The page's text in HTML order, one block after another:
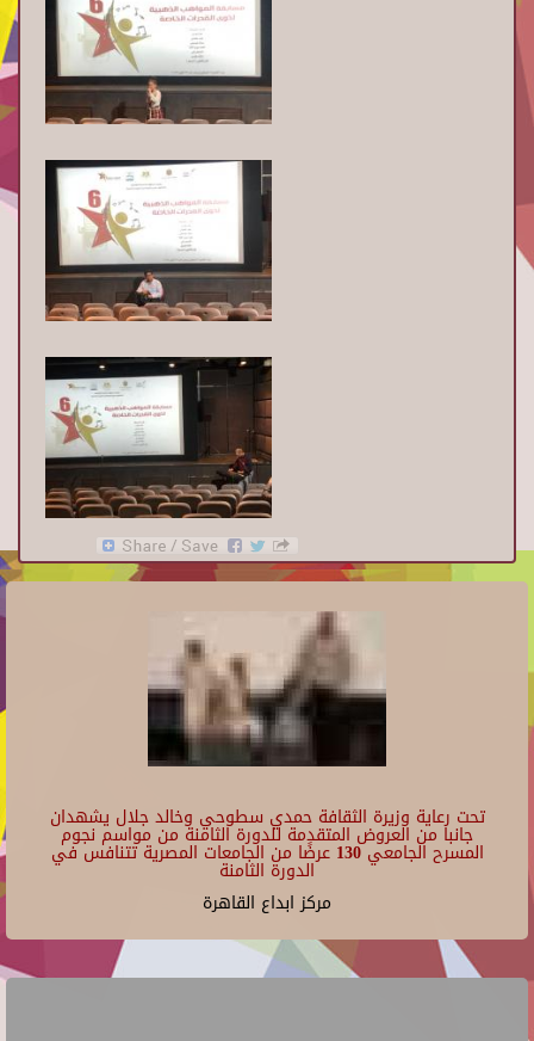
تحت رعاية وزيرة الثقافة حمدي سطوحي وخالد جلال يشهدان
جانبا من العروض المتقدمة للدورة الثامنة من مواسم نجوم
المسرح الجامعي 130 عرضًا من الجامعات المصرية تتنافس في
الدورة الثامنة
مركز ابداع القاهرة